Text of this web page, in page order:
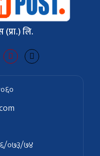
लि.
०७३/७४